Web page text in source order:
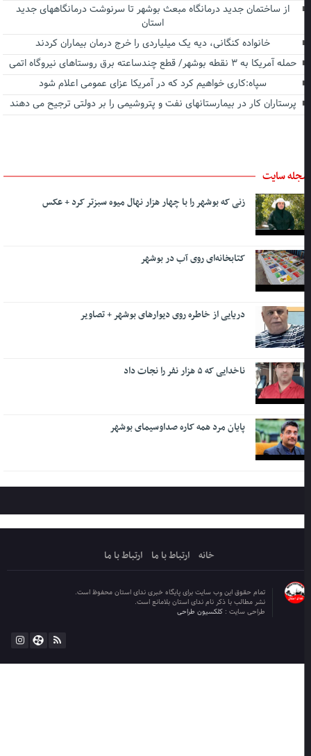
از ساختمان جدید درمانگاه مبعث بوشهر تا سرنوشت درمانگاههای جدید
استان
خانواده کنگانی، دیه یک میلیاردی را خرج درمان بیماران کردند
حمله آمریکا به ۳ نقطه بوشهر/ قطع چندساعته برق روستاهای نیروگاه اتمی
سپاه:کاری خواهیم کرد که در آمریکا عزای عمومی اعلام شود
پرستاران کار در بیمارستانهای نفت و پتروشیمی را بر دولتی ترجیح می دهند
سایت
زنی که بوشهر را با چهار هزار نهال میوه سبزتر کرد + عکس
کتابخانه‌ای روی آب در بوشهر
دریایی از خاطره روی دیوارهای بوشهر + تصاویر
ناخدایی که ۵ هزار نفر را نجات داد
پایان مرد همه کاره صداوسیمای بوشهر
خانه ارتباط با ما ارتباط با ما
تمام حقوق این وب سایت برای پایگاه خبری ندای استان محفوظ است.
نشر مطالب با ذکر نام ندای استان بلامانع است.
طراحی سایت :کلکسیون طراحی